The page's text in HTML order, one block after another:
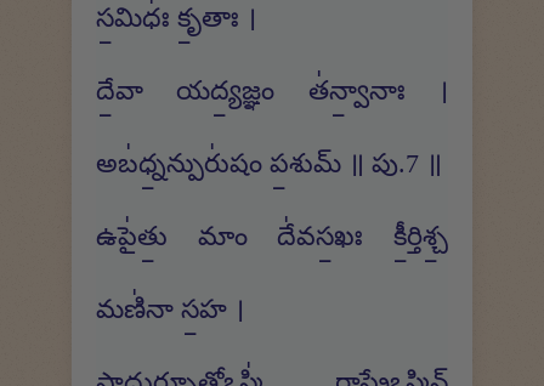
స॒మిధః॑ కృ॒తాః ।
దే॒వా యద్య॒జ్ఞం త॑న్వా॒నాః ।
అబ॑ధ్న॒న్పురు॑షం ప॒శుమ్ ॥ పు.7 ॥
ఉపై॑తు॒ మాం దే॑వస॒ఖః కీ॒ర్తిశ్చ॒
మణి॑నా స॒హ ।